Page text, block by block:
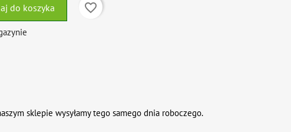
do koszyka
favorite_border
sklepie wysyłamy tego samego dnia roboczego.